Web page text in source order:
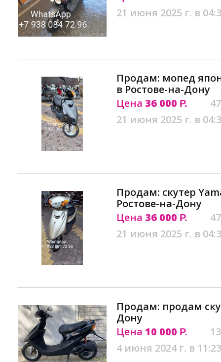
21 июня 2025 г. в
Продам: мопед
в Ростове-на-Дону
Цена 36 000 Р.
21 июня 2025 г. в
Продам: скутер
Ростове-на-Дону
Цена 36 000 Р.
21 июня 2025 г. в
Продам: продам
Дону
Цена 10 000 Р.
4 июня 2024 г. в 11:23